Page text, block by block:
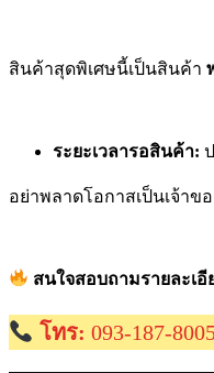
สินค้าสุดพิเศษนี้เป็นสินค้า
ระยะเวลารอสินค้า:
อย่าพลาดโอกาสเป็นเจ้า
สนใจสอบถามรายละเ
โทร: 093-187-